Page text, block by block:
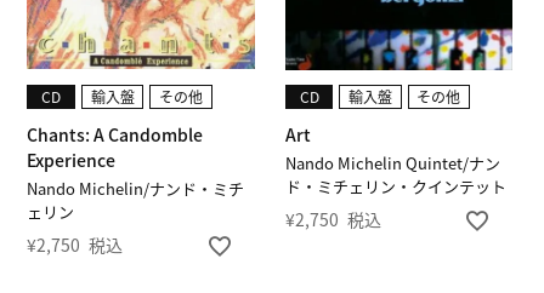
Nando Michelin/ナンド・ミチ
ェリン
Chants: A Candomble
Experience
CD 輸入盤 その他
¥2,750 税込
Nando Michelin Quintet/ナン
ド・ミチェリン・クインテット
Art
CD 輸入盤 その他
¥2,750 税込